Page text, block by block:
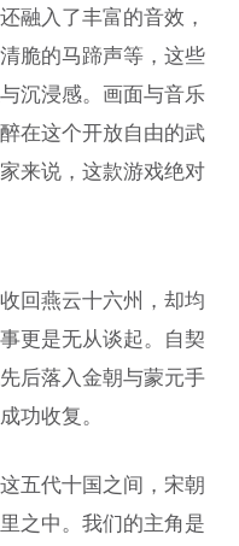
融入了丰富的音效，
脆的马蹄声等，这些
沉浸感。画面与音乐
在这个开放自由的武
来说，这款游戏绝对
回燕云十六州，却均
更是无从谈起。自契
后落入金朝与蒙元手
功收复。
五代十国之间，宋朝
之中。我们的主角是